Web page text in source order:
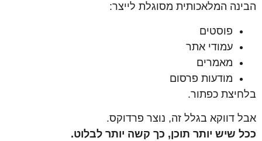
הבינה המלאכותית מסוגלת לייצר:
פוסטים
עמודי אתר
מאמרים
מודעות פרסום
בלחיצת כפתור.
אבל דווקא בגלל זה, נוצר פרדוקס.
ככל שיש יותר תוכן, כך קשה יותר לבלוט.